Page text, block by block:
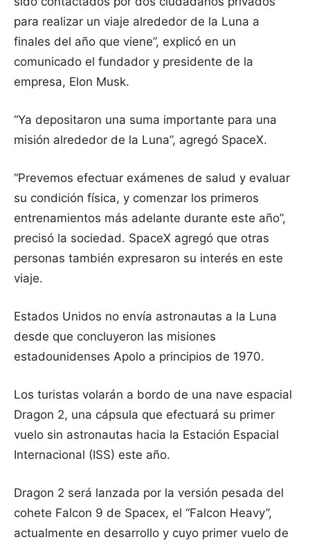
para realizar un viaje alrededor de la Luna a
finales del año que viene”, explicó en un
comunicado el fundador y presidente de la
empresa, Elon Musk.
“Ya depositaron una suma importante para una
misión alrededor de la Luna”, agregó SpaceX.
“Prevemos efectuar exámenes de salud y evaluar
su condición física, y comenzar los primeros
entrenamientos más adelante durante este año”,
precisó la sociedad. SpaceX agregó que otras
personas también expresaron su interés en este
viaje.
Estados Unidos no envía astronautas a la Luna
desde que concluyeron las misiones
estadounidenses Apolo a principios de 1970.
Los turistas volarán a bordo de una nave espacial
Dragon 2, una cápsula que efectuará su primer
vuelo sin astronautas hacia la Estación Espacial
Internacional (ISS) este año.
Dragon 2 será lanzada por la versión pesada del
cohete Falcon 9 de Spacex, el “Falcon Heavy”,
actualmente en desarrollo y cuyo primer vuelo de